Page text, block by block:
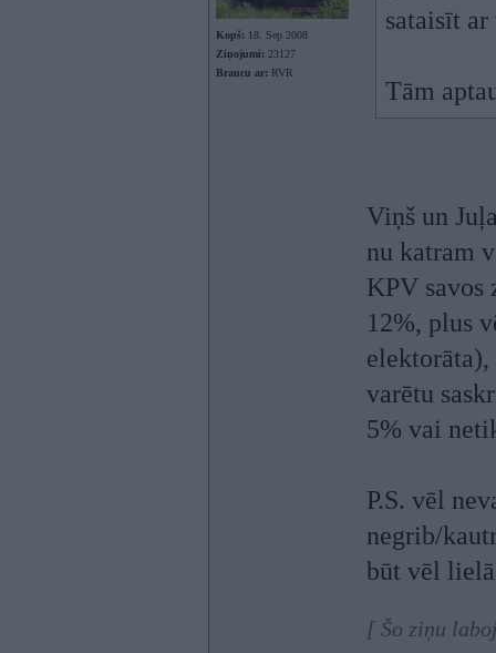
Kopš: 18. Sep 2008
Ziņojumi: 23127
Braucu ar: RVR
sataisīt
Tām
Viņš un
nu katram
KPV savos
12%, plus
varētu
5% vai
P.S. vēl
negrib/
būt vēl
[ Šo ziņu